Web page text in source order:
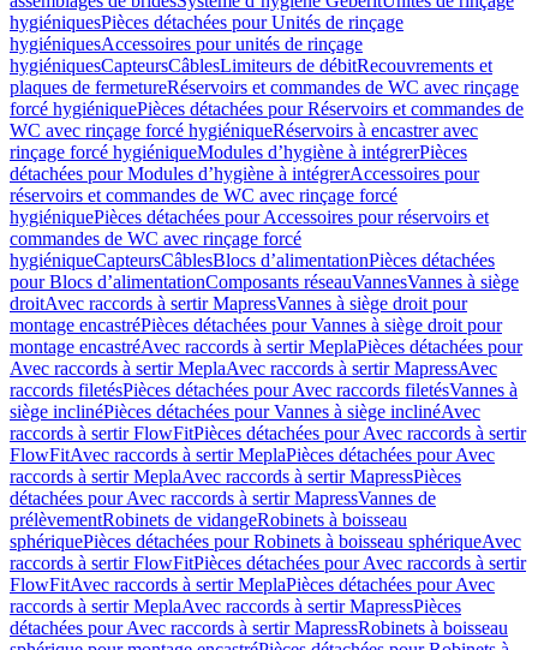
hygiéniquesPièces détachées pour Unités de rinçage
hygiéniquesAccessoires pour unités de rinçage
hygiéniquesCapteursCâblesLimiteurs de débitRecouvrements et
plaques de fermetureRéservoirs et commandes de WC avec rinçage
forcé hygiéniquePièces détachées pour Réservoirs et commandes de
WC avec rinçage forcé hygiéniqueRéservoirs à encastrer avec
rinçage forcé hygiéniqueModules d’hygiène à intégrerPièces
détachées pour Modules d’hygiène à intégrerAccessoires pour
réservoirs et commandes de WC avec rinçage forcé
hygiéniquePièces détachées pour Accessoires pour réservoirs et
commandes de WC avec rinçage forcé
hygiéniqueCapteursCâblesBlocs d’alimentationPièces détachées
pour Blocs d’alimentationComposants réseauVannesVannes à siège
droitAvec raccords à sertir MapressVannes à siège droit pour
montage encastréPièces détachées pour Vannes à siège droit pour
montage encastréAvec raccords à sertir MeplaPièces détachées pour
Avec raccords à sertir MeplaAvec raccords à sertir MapressAvec
raccords filetésPièces détachées pour Avec raccords filetésVannes à
siège inclinéPièces détachées pour Vannes à siège inclinéAvec
raccords à sertir FlowFitPièces détachées pour Avec raccords à sertir
FlowFitAvec raccords à sertir MeplaPièces détachées pour Avec
raccords à sertir MeplaAvec raccords à sertir MapressPièces
détachées pour Avec raccords à sertir MapressVannes de
prélèvementRobinets de vidangeRobinets à boisseau
sphériquePièces détachées pour Robinets à boisseau sphériqueAvec
raccords à sertir FlowFitPièces détachées pour Avec raccords à sertir
FlowFitAvec raccords à sertir MeplaPièces détachées pour Avec
raccords à sertir MeplaAvec raccords à sertir MapressPièces
détachées pour Avec raccords à sertir MapressRobinets à boisseau